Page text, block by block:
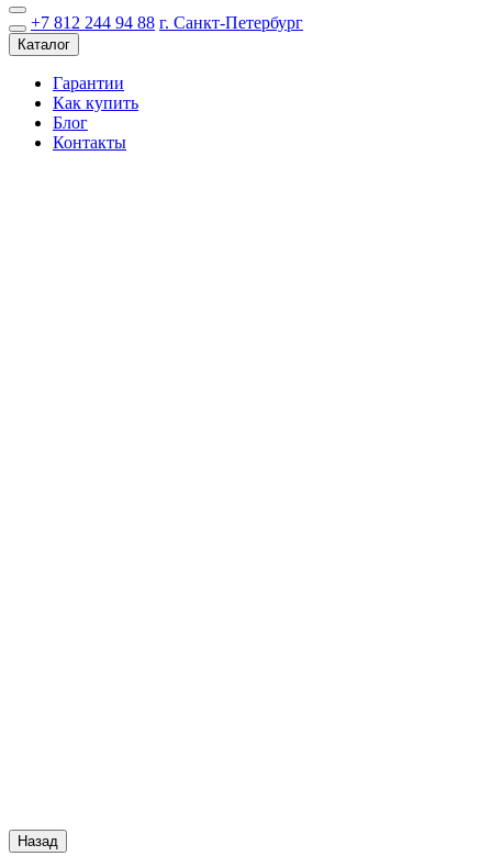
+7 812 244 94 88 г. Санкт-Петербург
Каталог
Гарантии
Как купить
Блог
Контакты
Назад